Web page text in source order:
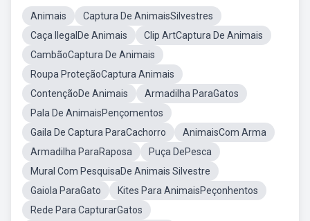
Animais
Captura De AnimaisSilvestres
Caça IlegalDe Animais
Clip ArtCaptura De Animais
CambãoCaptura De Animais
Roupa ProteçãoCaptura Animais
ContençãoDe Animais
Armadilha ParaGatos
Pala De AnimaisPençomentos
Gaila De Captura ParaCachorro
AnimaisCom Arma
Armadilha ParaRaposa
Puça DePesca
Mural Com PesquisaDe Animais Silvestre
Gaiola ParaGato
Kites Para AnimaisPeçonhentos
Rede Para CapturarGatos